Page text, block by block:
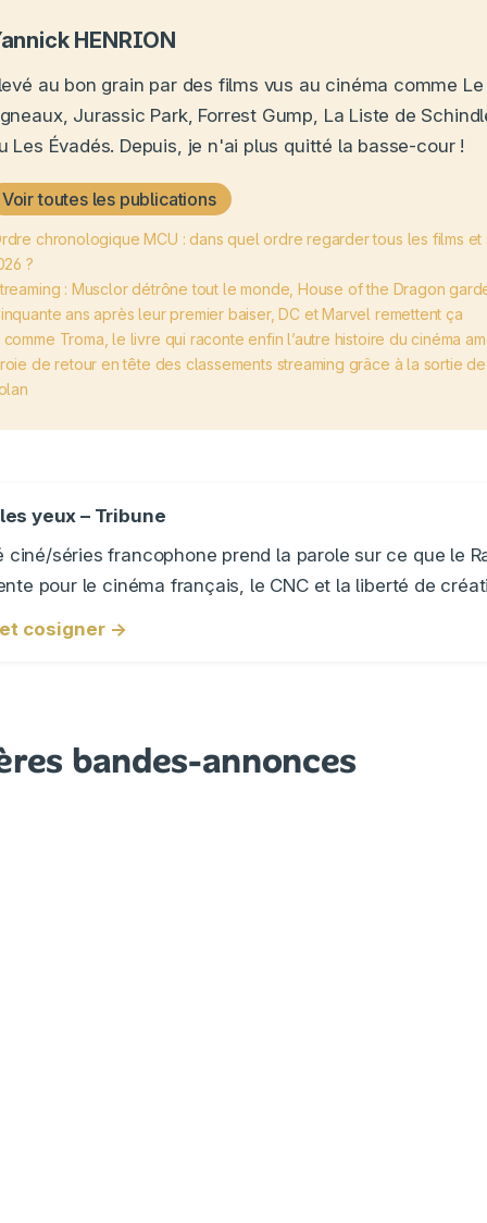
HENRION
au bon grain par des films vus au cinéma comme
Jurassic Park, Forrest Gump, La Liste de
Les Évadés. Depuis, je n'ai plus quitté la basse-cour !
Voir toutes les publications
chronologique MCU : dans quel ordre regarder tous les films et
?
: Musclor détrône tout le monde, House of the Dragon
ans après leur premier baiser, DC et Marvel remettent ça
comme Troma, le livre qui raconte enfin l’autre histoire du cinéma
de retour en tête des classements streaming grâce à la sortie de
yeux – Tribune
ciné/séries francophone prend la parole sur ce que le
pour le cinéma français, le CNC et la liberté de
cosigner →
bandes-annonces